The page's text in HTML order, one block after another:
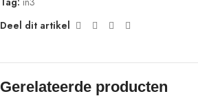
Deel dit artikel
Gerelateerde producten